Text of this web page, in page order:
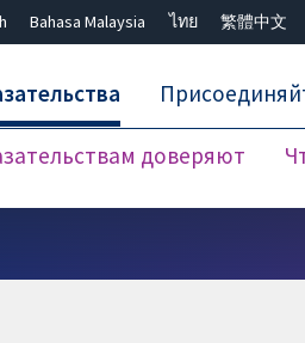
Bahasa Malaysia ไทย 繁體中文
доверяют